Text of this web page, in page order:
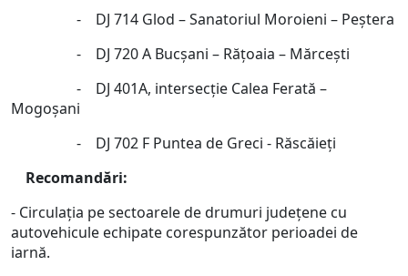
- DJ 714 Glod – Sanatoriul Moroieni – Peştera
- DJ 720 A Bucşani – Răţoaia – Mărceşti
- DJ 401A, intersecţie Calea Ferată –
Mogoşani
- DJ 702 F Puntea de Greci - Răscăieţi
Recomandări:
- Circulaţia pe sectoarele de drumuri judeţene cu
autovehicule echipate corespunzător perioadei de
iarnă.